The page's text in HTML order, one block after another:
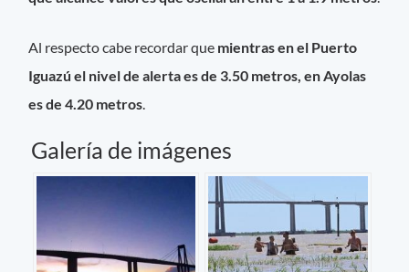
Al respecto cabe recordar que mientras en el Puerto
Iguazú el nivel de alerta es de 3.50 metros, en Ayolas
es de 4.20 metros.
Galería de imágenes